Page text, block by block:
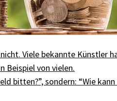
Viele bekannte
Beispiel von vielen.
bitten?”, sondern: “Wie